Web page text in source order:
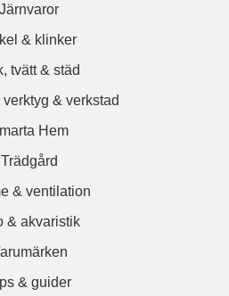
Järnvaror
& klinker
tvätt & städ
verktyg & verkstad
Hem
Trädgård
& ventilation
& akvaristik
& guider